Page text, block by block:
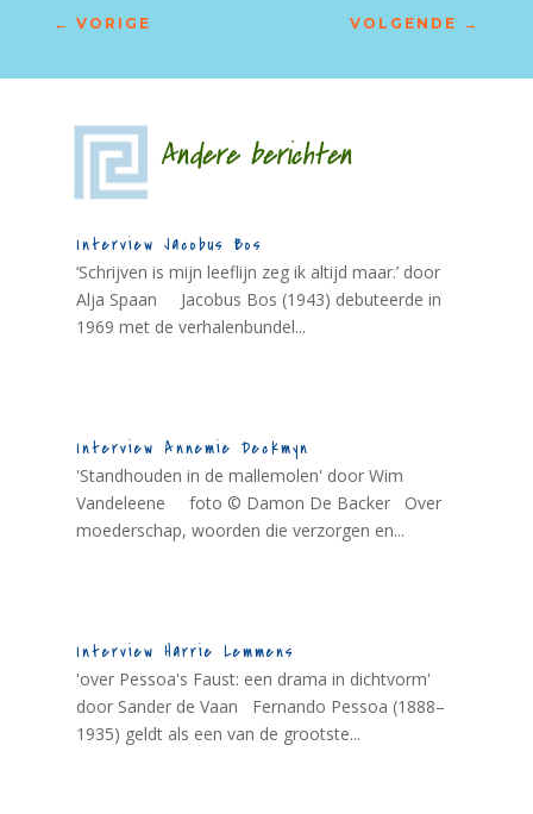
← VORIGE VOLGENDE →
Andere berichten
Interview Jacobus Bos
‘Schrijven is mijn leeflijn zeg ik altijd maar.’ door
Alja Spaan Jacobus Bos (1943) debuteerde in
1969 met de verhalenbundel...
Interview Annemie Deckmyn
'Standhouden in de mallemolen' door Wim
Vandeleene foto © Damon De Backer Over
moederschap, woorden die verzorgen en...
Interview Harrie Lemmens
'over Pessoa's Faust: een drama in dichtvorm'
door Sander de Vaan Fernando Pessoa (1888–
1935) geldt als een van de grootste...